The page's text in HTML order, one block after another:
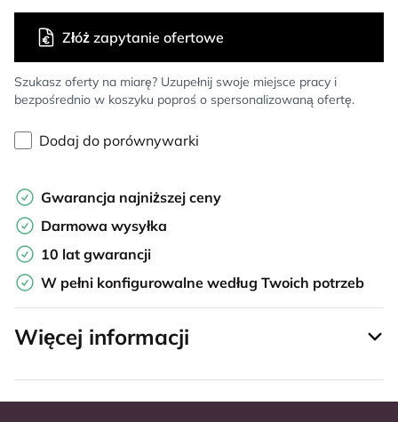
Szukasz oferty na miarę? Uzupełnij swoje miejsce pracy i
bezpośrednio w koszyku poproś o spersonalizowaną ofertę.
Złóż zapytanie ofertowe
Dodaj do porównywarki
Gwarancja najniższej ceny
Darmowa wysyłka
10 lat gwarancji
W pełni konfigurowalne według Twoich potrzeb
Więcej informacji